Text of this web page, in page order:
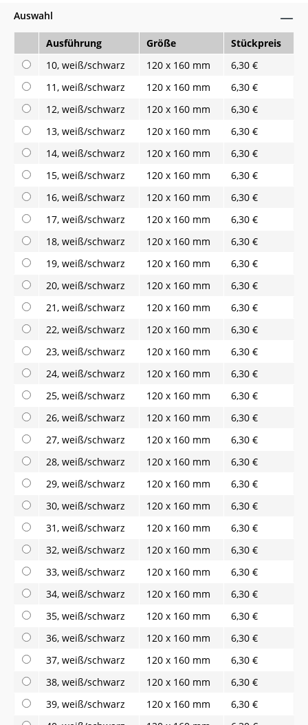
Auswahl
Ausführung Größe
Stückpreis
10, weiß/schwarz
120 x 160 mm
6,30 €
11, weiß/schwarz
120 x 160 mm
6,30 €
12, weiß/schwarz
120 x 160 mm
6,30 €
13, weiß/schwarz
120 x 160 mm
6,30 €
14, weiß/schwarz
120 x 160 mm
6,30 €
15, weiß/schwarz
120 x 160 mm
6,30 €
16, weiß/schwarz
120 x 160 mm
6,30 €
17, weiß/schwarz
120 x 160 mm
6,30 €
18, weiß/schwarz
120 x 160 mm
6,30 €
19, weiß/schwarz
120 x 160 mm
6,30 €
20, weiß/schwarz
120 x 160 mm
6,30 €
21, weiß/schwarz
120 x 160 mm
6,30 €
22, weiß/schwarz
120 x 160 mm
6,30 €
23, weiß/schwarz
120 x 160 mm
6,30 €
24, weiß/schwarz
120 x 160 mm
6,30 €
25, weiß/schwarz
120 x 160 mm
6,30 €
26, weiß/schwarz
120 x 160 mm
6,30 €
27, weiß/schwarz
120 x 160 mm
6,30 €
28, weiß/schwarz
120 x 160 mm
6,30 €
29, weiß/schwarz
120 x 160 mm
6,30 €
30, weiß/schwarz
120 x 160 mm
6,30 €
31, weiß/schwarz
120 x 160 mm
6,30 €
32, weiß/schwarz
120 x 160 mm
6,30 €
33, weiß/schwarz
120 x 160 mm
6,30 €
34, weiß/schwarz
120 x 160 mm
6,30 €
35, weiß/schwarz
120 x 160 mm
6,30 €
36, weiß/schwarz
120 x 160 mm
6,30 €
37, weiß/schwarz
120 x 160 mm
6,30 €
38, weiß/schwarz
120 x 160 mm
6,30 €
39, weiß/schwarz
120 x 160 mm
6,30 €